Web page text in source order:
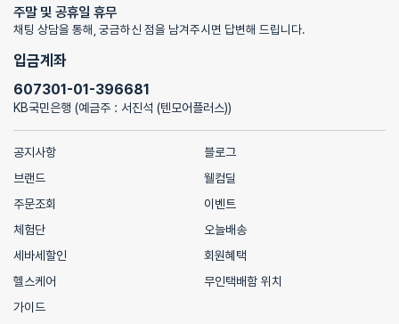
주말 및 공휴일 휴무
채팅 상담을 통해, 궁금하신 점을 남겨주시면 답변해 드립니다.
입금계좌
607301-01-396681
KB국민은행 (예금주 : 서진석 (텐모어플러스))
공지사항
블로그
브랜드
웰컴딜
주문조회
이벤트
체험단
오늘배송
세바세할인
회원혜택
헬스케어
무인택배함 위치
가이드